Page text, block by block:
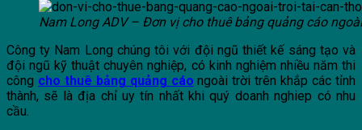
Nam Long ADV – Đơn vị cho thuê bảng quảng cáo
Công ty Nam Long chúng tôi với đội ngũ thiết kế sáng tạo và
đội ngũ kỹ thuật chuyên nghiệp, có kinh nghiệm nhiều năm thi
công cho thuê bảng quảng cáo ngoài trời trên khắp các tỉnh
thành, sẽ là địa chỉ uy tín nhất khi quý doanh nghiep có nhu
cầu.